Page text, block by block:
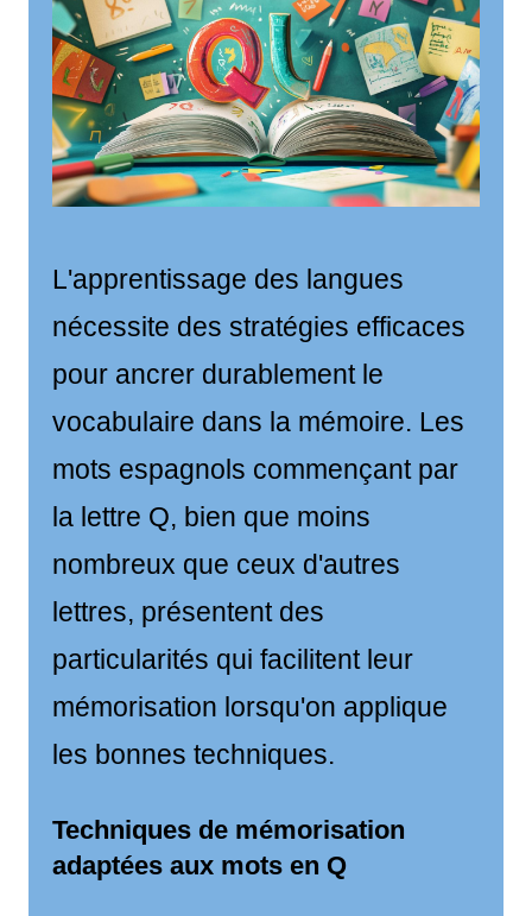
L'apprentissage des langues
nécessite des stratégies efficaces
pour ancrer durablement le
vocabulaire dans la mémoire. Les
mots espagnols commençant par
la lettre Q, bien que moins
nombreux que ceux d'autres
lettres, présentent des
particularités qui facilitent leur
mémorisation lorsqu'on applique
les bonnes techniques.
Techniques de mémorisation
adaptées aux mots en Q